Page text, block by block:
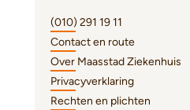
(010) 291 19 11
Contact en route
Over Maasstad Ziekenhuis
Privacyverklaring
Rechten en plichten